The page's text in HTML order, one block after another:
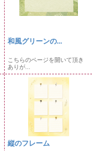
和風グリーンの...
こちらのページを開いて頂き
ありが...
縦のフレーム